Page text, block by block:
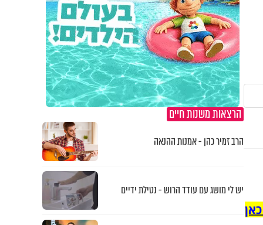
הרצאות משנות חיים
הרב זמיר כהן - אמנות ההנאה
יש לי מושג עם עודד הרוש - נטילת ידיים